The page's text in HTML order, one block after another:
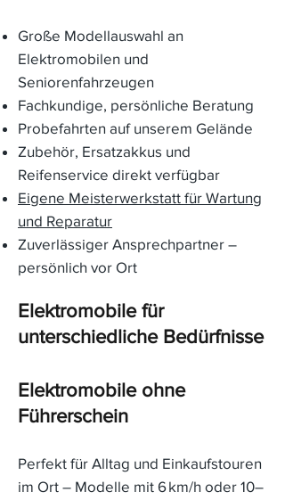
Große Modellauswahl an
Elektromobilen und
Seniorenfahrzeugen
Fachkundige, persönliche Beratung
Probefahrten auf unserem Gelände
Zubehör, Ersatzakkus und
Reifenservice direkt verfügbar
Eigene Meisterwerkstatt für Wartung
und Reparatur
Zuverlässiger Ansprechpartner –
persönlich vor Ort
Elektromobile für
unterschiedliche Bedürfnisse
Elektromobile ohne
Führerschein
Perfekt für Alltag und Einkaufstouren
im Ort – Modelle mit 6 km/h oder 10–